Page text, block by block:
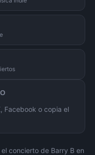
Facebook o copia el
concierto de Barry B en